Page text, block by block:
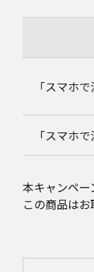
「スマホ
「スマホ
本キャンペー
この商品は